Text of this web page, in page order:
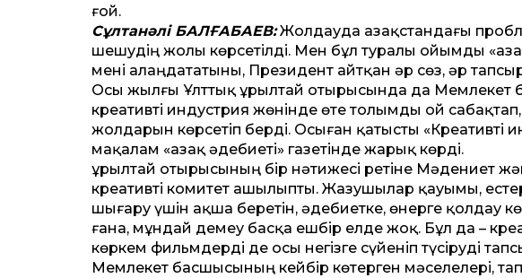
ғой.
Сұлтанәлі БАЛҒАБАЕВ: Жолдауда Қазақстандағы
шешудің жолы көрсетілді. Мен бұл туралы ойымды
мені алаңдататыны, Президент айтқан әр сөз, әр
Осы жылғы Ұлт­тық Құрылтай отырысында да Мемлекет
креативті индустрия жөнінде өте толымды ой
жолдарын көрсетіп берді. Осыған қатысты «Креативті
мақалам «Қазақ әдебиеті» газетінде жарық көрді.
Құрылтай отырысының бір нәтижесі ретіне Мәдениет
креативті комитет ашылыпты. Жазушылар қауымы,
шығару үшін ақша беретін, әдебиетке, өнерге қолдау
ғана, мұндай демеу басқа ешбір елде жоқ. Бұл да –
көркем фильмдерді де осы негізге сүйеніп түсіруді
Мемлекет басшысының кейбір көтерген мәселелері,